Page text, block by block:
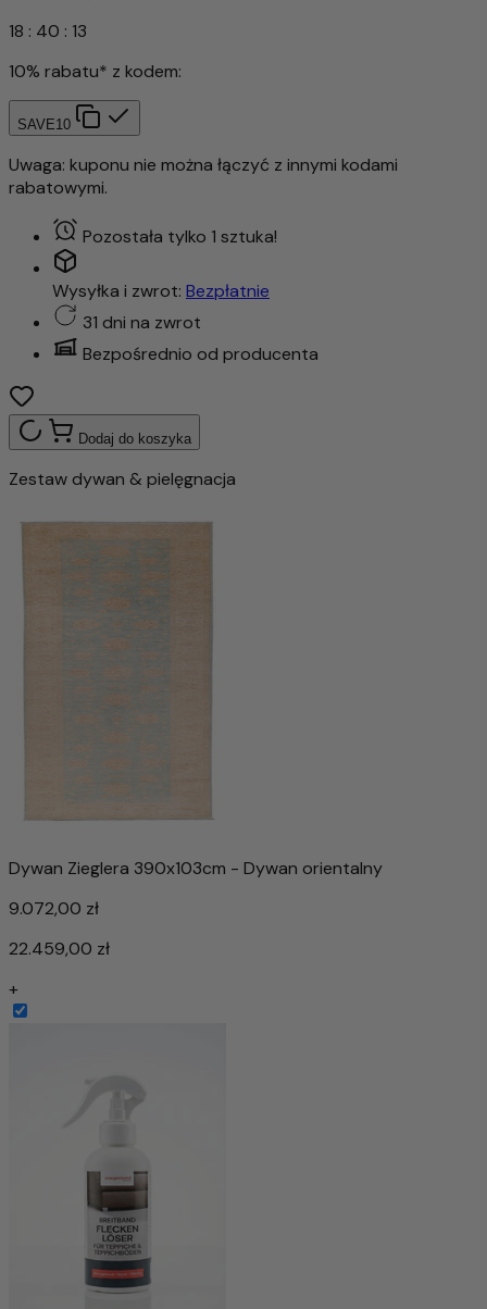
18 : 40 : 10
10% rabatu* z kodem:
SAVE10
Uwaga: kuponu nie można łączyć z innymi kodami
rabatowymi.
Pozostała tylko 1 sztuka!
Wysyłka i zwrot: Bezpłatnie
31 dni na zwrot
Bezpośrednio od producenta
Dodaj do koszyka
Zestaw dywan & pielęgnacja
Dywan Zieglera 390x103cm - Dywan orientalny
9.072,00 zł
22.459,00 zł
+